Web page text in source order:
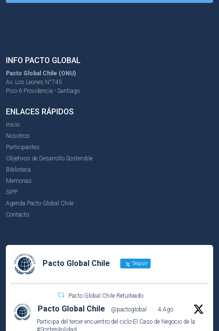
INFO PACTO GLOBAL
Pacto Global Chile (ONU)
Av. Los Leones N°745
Piso 6 Providencia - Santiago
ENLACES RÁPIDOS
Inicio
Nosotros
Participantes
Objetivos de Desarrollo Sostenible
Biblioteca
Memorias
SIPP
Agenda Pacto Global Chile
Contacto
Pacto Global Chile Seguir
Pacto Global Chile Retuiteado
Pacto Global Chile @pactoglobal ·
4 Ago
Participa del tercer encuentro del ciclo El Caso de Negocio de la
#Sostenibilidad